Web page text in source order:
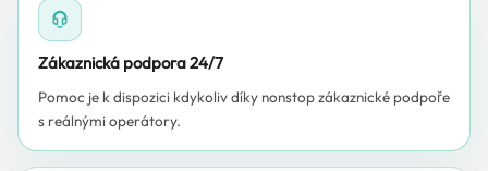
Zákaznická podpora 24/7
Pomoc je k dispozici kdykoliv díky nonstop zákaznické podpoře
s reálnými operátory.